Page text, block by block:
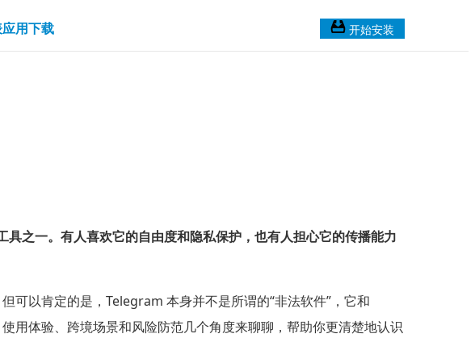
应用下载 开始安装
之一。有人喜欢它的自由度和隐私保护，也有人担心它的传播能力
可以肯定的是，Telegram 本身并不是所谓的“非法软件”，它和
用体验、跨境场景和风险防范几个角度来聊聊，帮助你更清楚地认识